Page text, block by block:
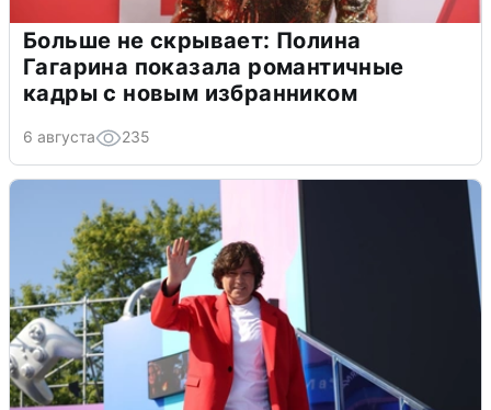
Больше не скрывает: Полина
Гагарина показала романтичные
кадры с новым избранником
6 августа 235